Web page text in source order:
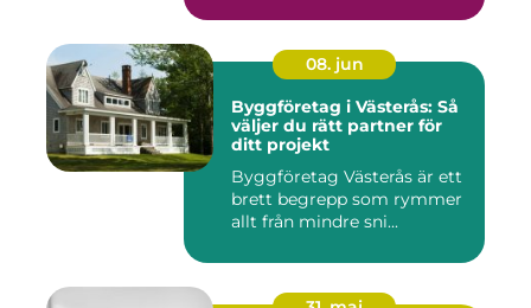
08. jun
Byggföretag i Västerås: Så
väljer du rätt partner för
ditt projekt
Byggföretag Västerås är ett
brett begrepp som rymmer
allt från mindre sni...